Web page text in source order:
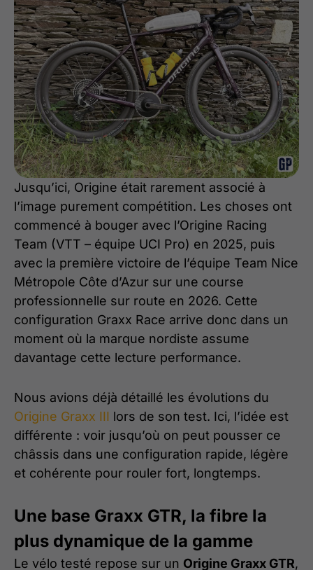
Jusqu’ici, Origine était rarement associé à
l’image purement compétition. Les choses ont
commencé à bouger avec l’Origine Racing
Team (VTT – équipe UCI Pro) en 2025, puis
avec la première victoire de l’équipe Team Nice
Métropole Côte d’Azur sur une course
professionnelle sur route en 2026. Cette
configuration Graxx Race arrive donc dans un
moment où la marque nordiste assume
davantage cette lecture performance.
Nous avions déjà détaillé les évolutions du
Origine Graxx III lors de son test. Ici, l’idée est
différente : voir jusqu’où on peut pousser ce
châssis dans une configuration rapide, légère
et cohérente pour rouler fort, longtemps.
Une base Graxx GTR, la fibre la
plus dynamique de la gamme
Le vélo testé repose sur un Origine Graxx GTR,